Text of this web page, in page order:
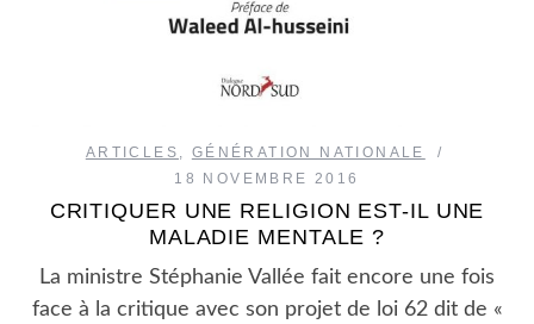
ARTICLES , GÉNÉRATION NATIONALE
18 NOVEMBRE 2016
CRITIQUER UNE RELIGION EST-IL UNE
MALADIE MENTALE ?
La ministre Stéphanie Vallée fait encore une fois
face à la critique avec son projet de loi 62 dit de «